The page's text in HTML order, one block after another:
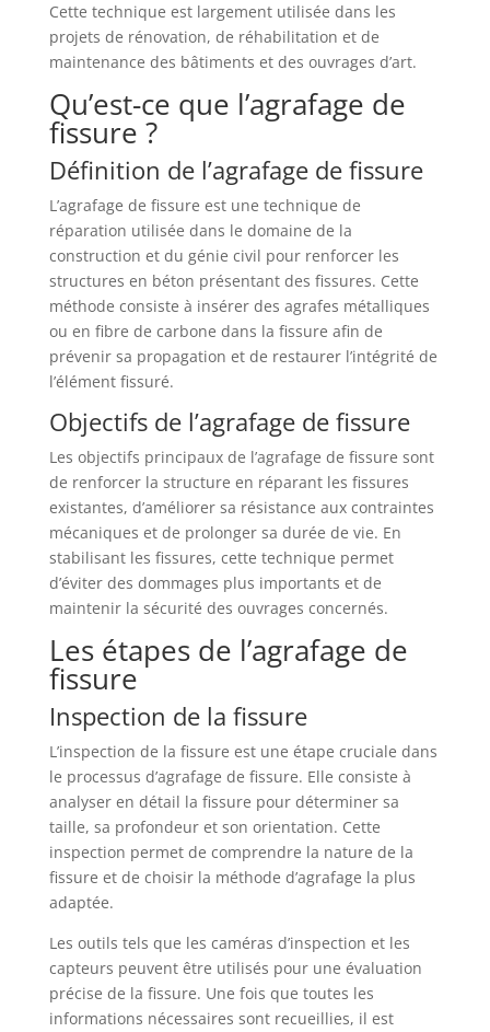
Cette technique est largement utilisée dans les
projets de rénovation, de réhabilitation et de
maintenance des bâtiments et des ouvrages d’art.
Qu’est-ce que l’agrafage de
fissure ?
Définition de l’agrafage de fissure
L’agrafage de fissure est une technique de
réparation utilisée dans le domaine de la
construction et du génie civil pour renforcer les
structures en béton présentant des fissures. Cette
méthode consiste à insérer des agrafes métalliques
ou en fibre de carbone dans la fissure afin de
prévenir sa propagation et de restaurer l’intégrité de
l’élément fissuré.
Objectifs de l’agrafage de fissure
Les objectifs principaux de l’agrafage de fissure sont
de renforcer la structure en réparant les fissures
existantes, d’améliorer sa résistance aux contraintes
mécaniques et de prolonger sa durée de vie. En
stabilisant les fissures, cette technique permet
d’éviter des dommages plus importants et de
maintenir la sécurité des ouvrages concernés.
Les étapes de l’agrafage de
fissure
Inspection de la fissure
L’inspection de la fissure est une étape cruciale dans
le processus d’agrafage de fissure. Elle consiste à
analyser en détail la fissure pour déterminer sa
taille, sa profondeur et son orientation. Cette
inspection permet de comprendre la nature de la
fissure et de choisir la méthode d’agrafage la plus
adaptée.
Les outils tels que les caméras d’inspection et les
capteurs peuvent être utilisés pour une évaluation
précise de la fissure. Une fois que toutes les
informations nécessaires sont recueillies, il est